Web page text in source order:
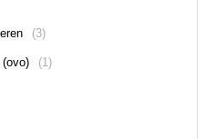
(3)
(ovo) (1)